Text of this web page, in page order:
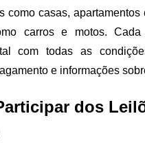
como casas, apartamentos
carros e motos.
com todas as
e informações
dos